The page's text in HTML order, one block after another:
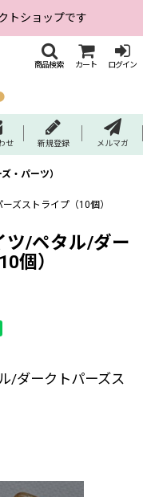
トショップです
商品検索 カート ログイン
せ 新規登録 メルマガ
・パーツ）
ズストライプ（10個）
ツ/ペタル/ダー
個）
/ダークトパーズス